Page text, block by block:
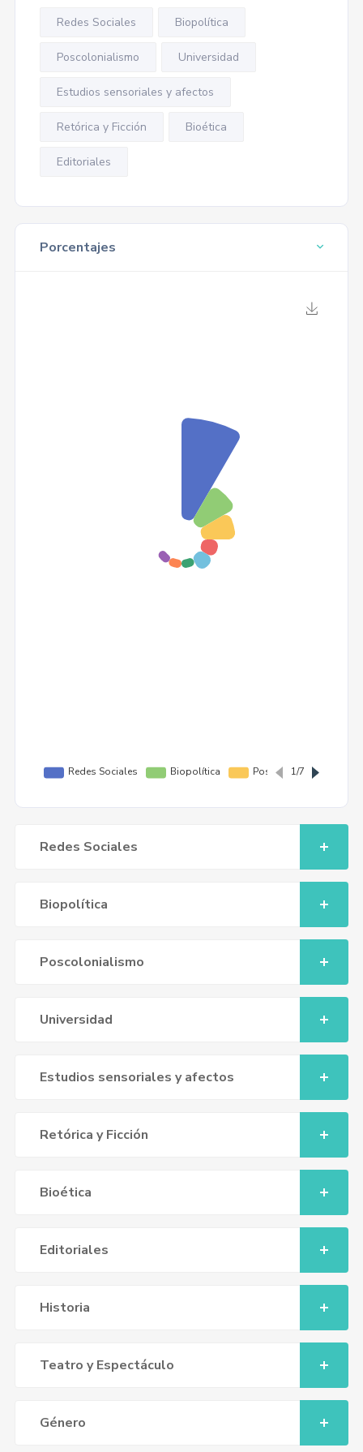
Redes Sociales Biopolítica
Poscolonialismo Universidad
Estudios sensoriales y afectos
Retórica y Ficción Bioética
Editoriales
Porcentajes
Redes Sociales
Biopolítica
Poscolonialismo
Universidad
Estudios sensoriales y afectos
Retórica y Ficción
Bioética
Editoriales
Historia
Teatro y Espectáculo
Género